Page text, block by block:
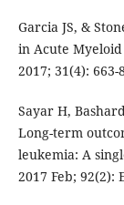
Garcia JS, &
in Acute
2017; 31(4): 663-
Sayar H,
Long-term
leukemia: A
2017 Feb; 92(2):